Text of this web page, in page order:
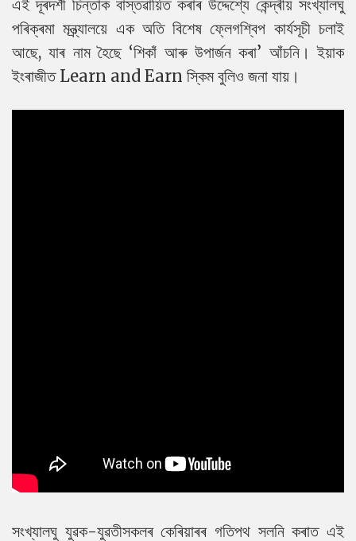
এই দূৰদৰ্শী চিন্তাক বাস্তৱায়িত কৰাৰ উদ্দেশ্যে কেন্দ্ৰীয় সংখ্যালঘু
পৰিক্ৰমা মন্ত্ৰ্যালয়ে এক অতি বিশেষ ফ্লেগশ্বিপ কাৰ্যসূচী চলাই
আছে, যাৰ নাম হৈছে ‘শিকাঁ আৰু উপাৰ্জন কৰা’ আঁচনি। ইয়াক
ইংৰাজীত Learn and Earn স্কিম বুলিও জনা যায়।
সংখ্যালঘু যুৱক-যুৱতীসকলৰ কেৰিয়াৰৰ গতিপথ সলনি কৰাত এই